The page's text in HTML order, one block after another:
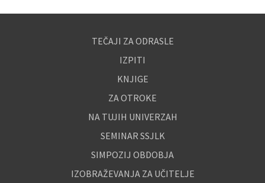
TEČAJI ZA ODRASLE
IZPITI
KNJIGE
ZA OTROKE
NA TUJIH UNIVERZAH
SEMINAR SSJLK
SIMPOZIJ OBDOBJA
IZOBRAŽEVANJA ZA UČITELJE